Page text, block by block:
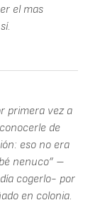
el mas
primera vez a
de
eso no era
nenuco” –
cogerlo- por
en colonia.